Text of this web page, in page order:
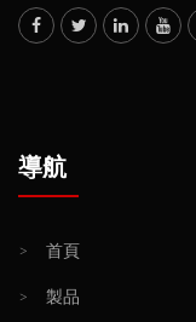
導航
> 首頁
> 製品